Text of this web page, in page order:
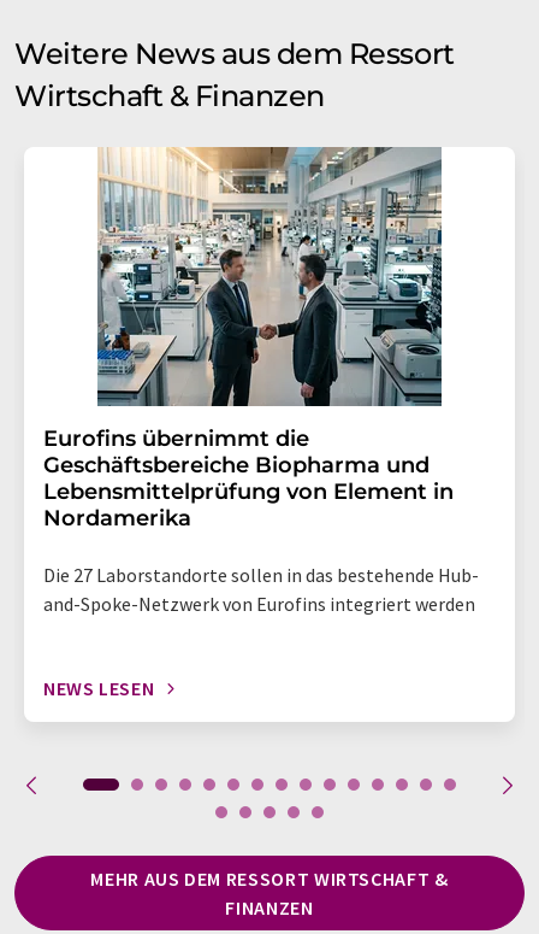
Weitere News aus dem Ressort
Wirtschaft & Finanzen
Eurofins übernimmt die
Geschäftsbereiche Biopharma und
Lebensmittelprüfung von Element in
Nordamerika
Die 27 Laborstandorte sollen in das bestehende Hub-
and-Spoke-Netzwerk von Eurofins integriert werden
NEWS LESEN
MEHR AUS DEM RESSORT WIRTSCHAFT &
FINANZEN